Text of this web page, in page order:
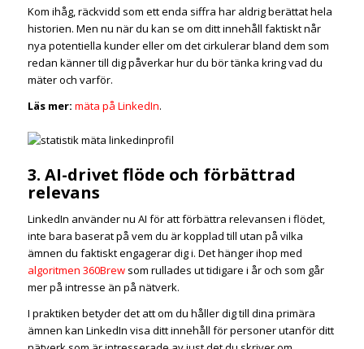
Kom ihåg, räckvidd som ett enda siffra har aldrig berättat hela
historien. Men nu när du kan se om ditt innehåll faktiskt når
nya potentiella kunder eller om det cirkulerar bland dem som
redan känner till dig påverkar hur du bör tänka kring vad du
mäter och varför.
Läs mer: mäta på LinkedIn.
3. AI-drivet flöde och förbättrad
relevans
LinkedIn använder nu AI för att förbättra relevansen i flödet,
inte bara baserat på vem du är kopplad till utan på vilka
ämnen du faktiskt engagerar dig i. Det hänger ihop med
algoritmen 360Brewsom rullades ut tidigare i år och som går
mer på intresse än på nätverk.
I praktiken betyder det att om du håller dig till dina primära
ämnen kan LinkedIn visa ditt innehåll för personer utanför ditt